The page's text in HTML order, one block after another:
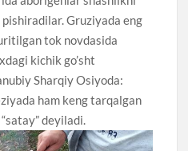
Gruziyada eng
tok novdasida
kichik go’sht
Sharqiy Osiyoda:
ham keng tarqalgan
deyiladi.